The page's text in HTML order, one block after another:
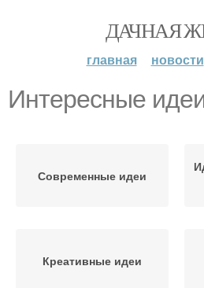
ДАЧНАЯ
главная новости
Интересные
Современные идеи
Креативные идеи